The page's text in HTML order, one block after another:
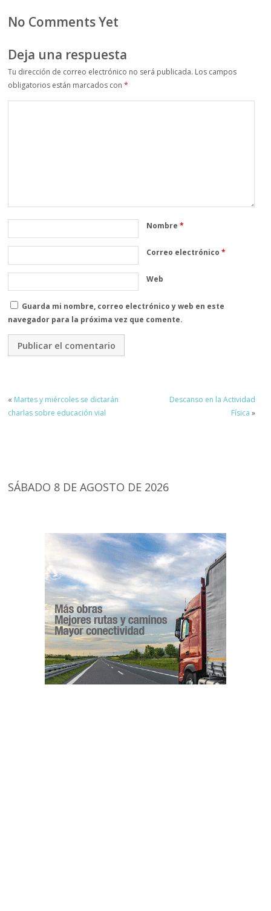
No Comments Yet
Deja una respuesta
Tu dirección de correo electrónico no será publicada. Los campos
obligatorios están marcados con*
Nombre*
Correo electrónico*
Web
Guarda mi nombre, correo electrónico y web en este
navegador para la próxima vez que comente.
« Martes y miércoles se dictarán
charlas sobre educación vial
Descanso en la Actividad
Física »
SÁBADO 8 DE AGOSTO DE 2026